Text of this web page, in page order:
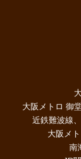
大阪メトロ 御
近鉄難波線
大阪メ
南